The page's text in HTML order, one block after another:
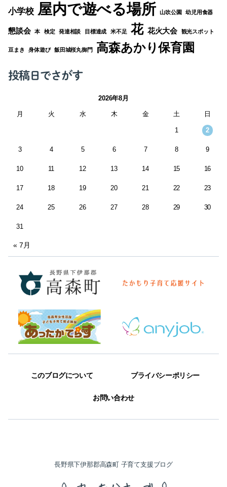
小学校 屋内で遊べる場所 山吹公園 幼児用食器
懇談会 本 検定 発達相談 目標達成 米不足 花 花火大会 観光スポット
豆まき 身体遊び 飯田城桜丸御門 高森あかり保育園
投稿日でさがす
2026年8月
月 火 水 木 金 土 日
1 2
3 4 5 6 7 8 9
10 11 12 13 14 15 16
17 18 19 20 21 22 23
24 25 26 27 28 29 30
31
« 7月
このブログについて プライバシーポリシー
お問い合わせ
長野県下伊那郡高森町 子育て支援ブログ